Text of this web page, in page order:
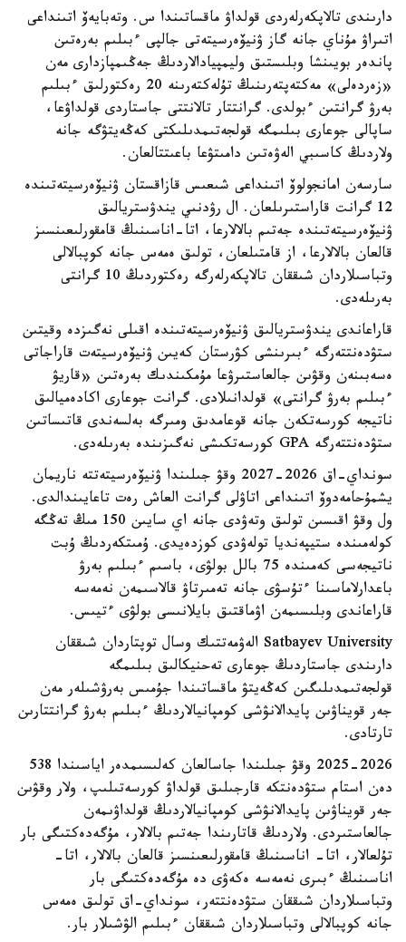
دارىندى تالاپكەرلەردى قولداۋ ماقساتىندا س. وتەبايەۆ اتىنداعى
اتىراۋ مۇناي جانە گاز ۋنيۆەرسيتەتى جالپى ءبىلىم بەرەتىن
پاندەر بويىنشا وبلىستىق وليمپيادالاردىڭ جەڭىمپازدارى مەن
«زەردەلى» مەكتەپتەرىنىڭ تۇلەكتەرىنە 20 رەكتورلىق ءبىلىم
بەرۋ گرانتىن ءبولدى. گرانتتار تالانتتى جاستاردى قولداۋعا،
ساپالى جوعارى بىلىمگە قولجەتىمدىلىكتى كەڭەيتۋگە جانە
ولاردىڭ كاسىبي الەۋەتىن دامىتۋعا باعىتتالعان.
سارسەن امانجولوۆ اتىنداعى شىعىس قازاقستان ۋنيۆەرسيتەتىندە
12 گرانت قاراستىرىلعان. ال رۋدنىي يندۋستريالىق
ۋنيۆەرسيتەتىندە جەتىم بالالارعا، اتا-اناسىنىڭ قامقورلىعىنسىز
قالعان بالالارعا، از قامتىلعان، تولىق ەمەس جانە كوپبالالى
وتباسىلاردان شىققان تالاپكەرلەرگە رەكتوردىڭ 10 گرانتى
بەرىلەدى.
قاراعاندى يندۋستريالىق ۋنيۆەرسيتەتىندە اقىلى نەگىزدە وقيتىن
ستۋدەنتتەرگە ءبىرىنشى كۋرستان كەيىن ۋنيۆەرسيتەت قاراجاتى
ەسەبىنەن وقۋىن جالعاستىرۋعا مۇمكىندىك بەرەتىن «قاريۋ
ءبىلىم بەرۋ گرانتى» قولدانىلادى. گرانت جوعارى اكادەميالىق
ناتيجە كورسەتكەن جانە قوعامدىق ومىرگە بەلسەندى قاتىساتىن
ستۋدەنتتەرگە GPA كورسەتكىشى نەگىزىندە بەرىلەدى.
سونداي-اق 2026-2027 وقۋ جىلىندا ۋنيۆەرسيتەتتە ناريمان
يشمۇحامەدوۆ اتىنداعى اتاۋلى گرانت العاش رەت تاعايىندالدى.
ول وقۋ اقىسىن تولىق وتەۋدى جانە اي سايىن 150 مىڭ تەڭگە
كولەمىندە ستيپەنديا تولەۋدى كوزدەيدى. ۇمىتكەردىڭ ۇبت
ناتيجەسى كەمىندە 75 بالل بولۋى، باسىم ءبىلىم بەرۋ
باعدارلاماسىنا ءتۇسۋى جانە تەمىرتاۋ قالاسىمەن نەمەسە
قاراعاندى وبلىسىمەن اۋماقتىق بايلانىسى بولۋى ءتيىس.
Satbayev University الەۋمەتتىك وسال توپتاردان شىققان
دارىندى جاستاردىڭ جوعارى تەحنيكالىق بىلىمگە
قولجەتىمدىلىگىن كەڭەيتۋ ماقساتىندا جۇمىس بەرۋشىلەر مەن
جەر قويناۋىن پايدالانۋشى كومپانيالاردىڭ ءبىلىم بەرۋ گرانتتارىن
تارتادى.
2025-2026 وقۋ جىلىندا جاسالعان كەلىسىمدەر اياسىندا 538
دەن استام ستۋدەنتكە قارجىلىق قولداۋ كورسەتىلىپ، ولار وقۋىن
جەر قويناۋىن پايدالانۋشى كومپانيالاردىڭ قولداۋىمەن
جالعاستىردى. ولاردىڭ قاتارىندا جەتىم بالالار، مۇگەدەكتىگى بار
تۇلعالار، اتا- اناسىنىڭ قامقورلىعىنسىز قالعان بالالار، اتا-
اناسىنىڭ ءبىرى نەمەسە ەكەۋى دە مۇگەدەكتىگى بار
وتباسىلاردان شىققان ستۋدەنتتەر، سونداي-اق تولىق ەمەس
جانە كوپبالالى وتباسىلاردان شىققان ءبىلىم الۋشىلار بار.